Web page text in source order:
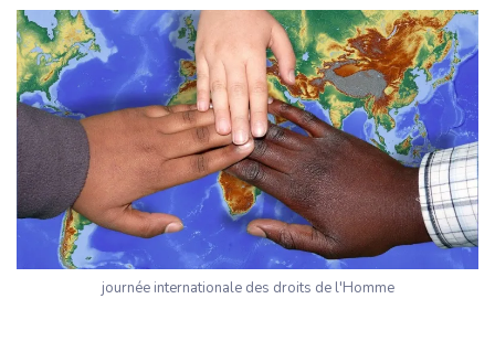
journée internationale des droits de l'Homme